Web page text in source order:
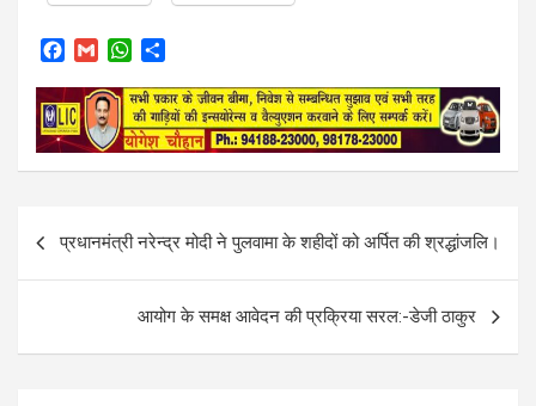
c
e
b
o
a
i
l
W
a
t
s
A
a
r
e
navigation
प्रधानमंत्री नरेन्‍द्र मोदी ने पुलवामा के शहीदों को अर्पित की श्रद्धांजलि।
आयोग के समक्ष आवेदन की प्रक्रिया सरल:-डेजी ठाकुर